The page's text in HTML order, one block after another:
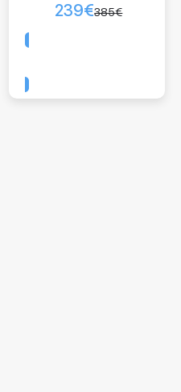
385€
239€